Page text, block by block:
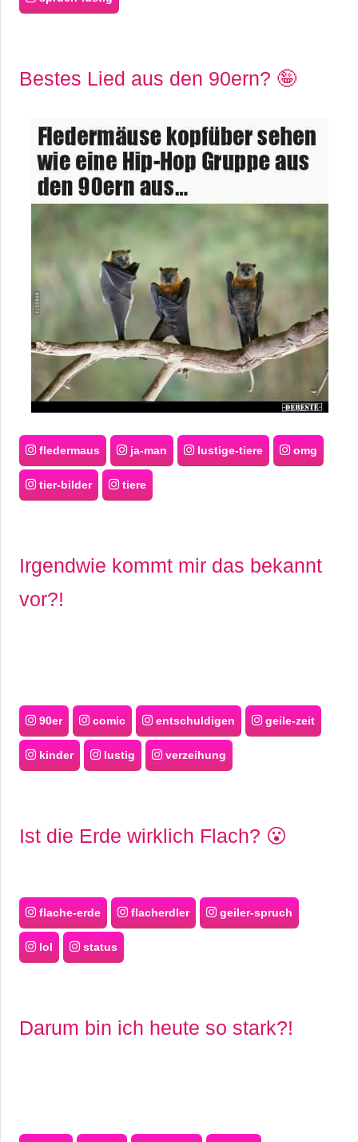
Bestes Lied aus den 90ern? 🤪
fledermaus ja-man lustige-tiere omg
tier-bilder tiere
Irgendwie kommt mir das bekannt
vor?!
90er comic entschuldigen geile-zeit
kinder lustig verzeihung
Ist die Erde wirklich Flach? 😮
flache-erde flacherdler geiler-spruch
lol status
Darum bin ich heute so stark?!